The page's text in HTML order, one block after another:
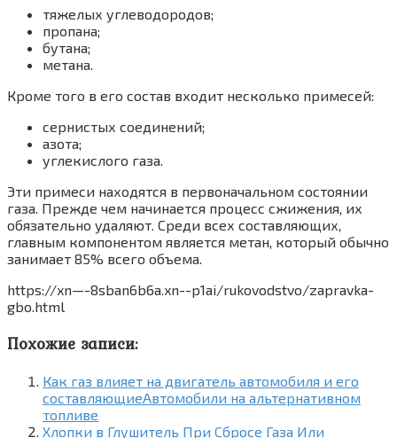
тяжелых углеводородов;
пропана;
бутана;
метана.
Кроме того в его состав входит несколько примесей:
сернистых соединений;
азота;
углекислого газа.
Эти примеси находятся в первоначальном состоянии
газа. Прежде чем начинается процесс сжижения, их
обязательно удаляют. Среди всех составляющих,
главным компонентом является метан, который обычно
занимает 85% всего объема.
https://xn—-8sban6b6a.xn--p1ai/rukovodstvo/zapravka-
gbo.html
Похожие записи:
Как газ влияет на двигатель автомобиля и его
составляющиеАвтомобили на альтернативном
топливе
Хлопки в Глушитель При Сбросе Газа Или